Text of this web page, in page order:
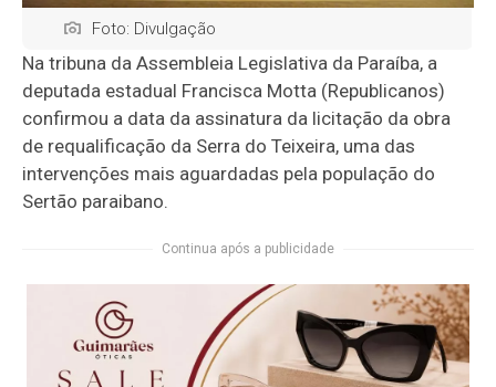
Foto: Divulgação
Na tribuna da Assembleia Legislativa da Paraíba, a
deputada estadual Francisca Motta (Republicanos)
confirmou a data da assinatura da licitação da obra
de requalificação da Serra do Teixeira, uma das
intervenções mais aguardadas pela população do
Sertão paraibano.
Continua após a publicidade